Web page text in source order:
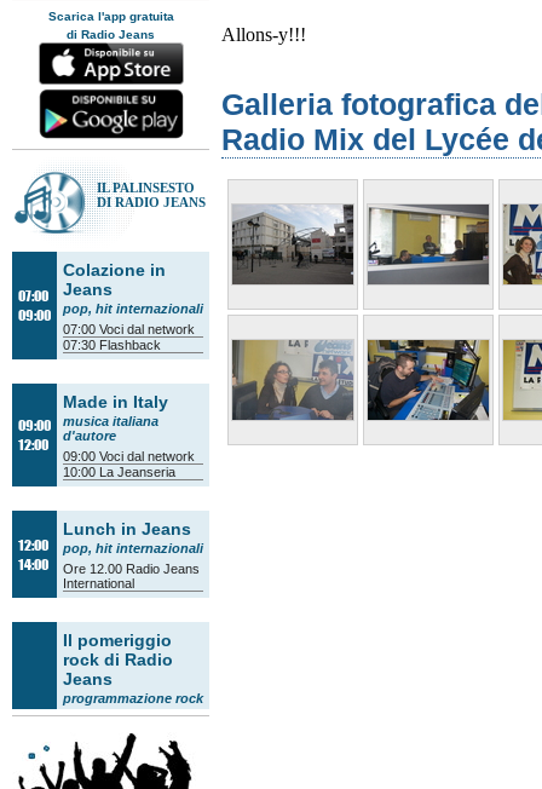
Scarica l'app gratuita
di Radio Jeans
IL PALINSESTO
DI RADIO JEANS
07:00
09:00
Colazione in
Jeans
pop, hit internazionali
07:00 Voci dal network
07:30 Flashback
09:00
12:00
Made in Italy
musica italiana
d'autore
09:00 Voci dal network
10:00 La Jeanseria
12:00
14:00
Lunch in Jeans
pop, hit internazionali
Ore 12.00 Radio Jeans
International
14:00
18:00
Il pomeriggio
rock di Radio
Jeans
programmazione rock
14:00Tam Tam Orienta
Voci dal network
15:30
Il quarto d'ora
accademico /Il
mestiere della
Allons-y!!!
Galleria fotografica
Radio Mix del Lycée